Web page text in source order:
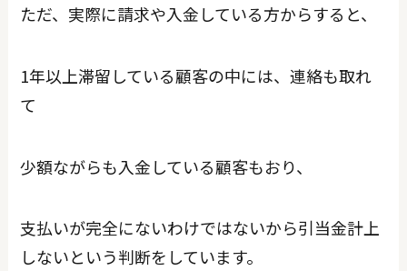
ただ、実際に請求や入金している方からすると、
1年以上滞留している顧客の中には、連絡も取れ
て
少額ながらも入金している顧客もおり、
支払いが完全にないわけではないから引当金計上
しないという判断をしています。